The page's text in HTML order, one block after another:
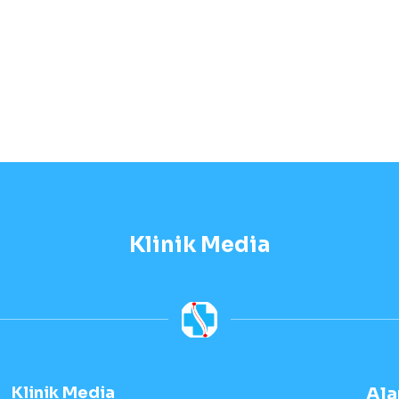
Klinik Media
Klinik Media